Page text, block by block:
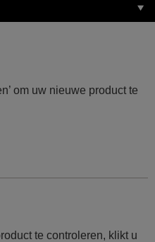
om uw nieuwe product te
te controleren, klikt u